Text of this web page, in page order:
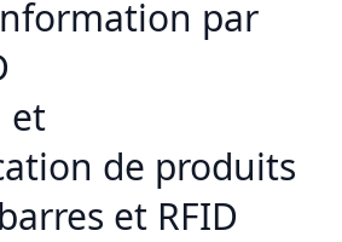
par
et
de produits
et RFID